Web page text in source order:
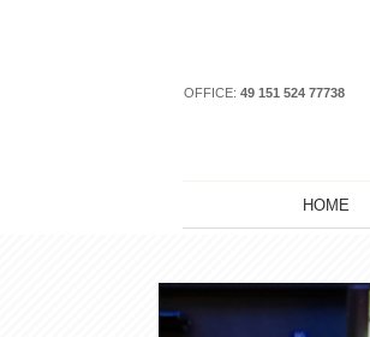
OFFICE: 49 151 524 77738
HOME